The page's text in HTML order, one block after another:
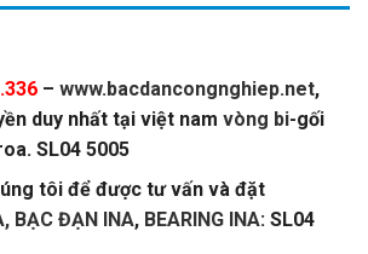
– www.bacdancongnghiep.net,
duy nhất tại việt nam vòng bi-gối
SL04 5005
tôi để được tư vấn và đặt
BẠC ĐẠN INA, BEARING INA: SL04